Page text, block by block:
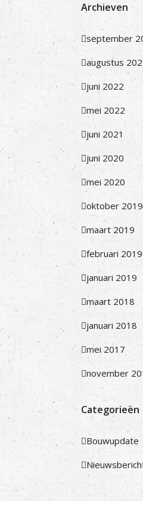
Archieven
september
augustus
juni 2022
mei 2022
juni 2021
juni 2020
mei 2020
oktober 2019
maart 2019
februari 2019
januari 2019
maart 2018
januari 2018
mei 2017
november
Categorieën
Bouwupdate